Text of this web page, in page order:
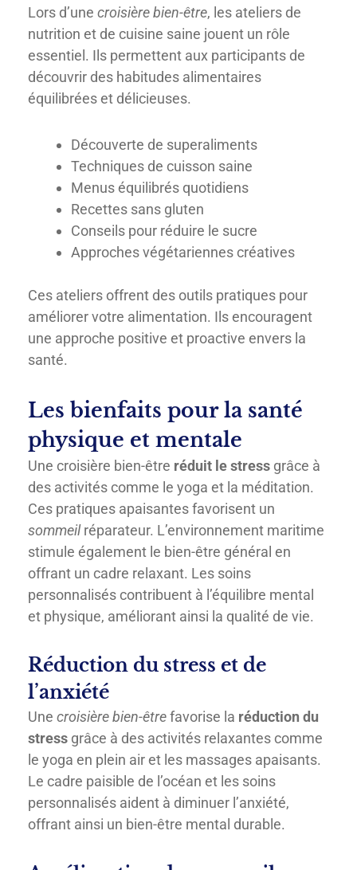
Lors d’une croisière bien-être, les ateliers de
nutrition et de cuisine saine jouent un rôle
essentiel. Ils permettent aux participants de
découvrir des habitudes alimentaires
équilibrées et délicieuses.
Découverte de superaliments
Techniques de cuisson saine
Menus équilibrés quotidiens
Recettes sans gluten
Conseils pour réduire le sucre
Approches végétariennes créatives
Ces ateliers offrent des outils pratiques pour
améliorer votre alimentation. Ils encouragent
une approche positive et proactive envers la
santé.
Les bienfaits pour la santé
physique et mentale
Une croisière bien-être réduit le stress grâce à
des activités comme le yoga et la méditation.
Ces pratiques apaisantes favorisent un
sommeilréparateur. L’environnement maritime
stimule également le bien-être général en
offrant un cadre relaxant. Les soins
personnalisés contribuent à l’équilibre mental
et physique, améliorant ainsi la qualité de vie.
Réduction du stress et de
l’anxiété
Une croisière bien-êtrefavorise la réduction du
stress grâce à des activités relaxantes comme
le yoga en plein air et les massages apaisants.
Le cadre paisible de l’océan et les soins
personnalisés aident à diminuer l’anxiété,
offrant ainsi un bien-être mental durable.